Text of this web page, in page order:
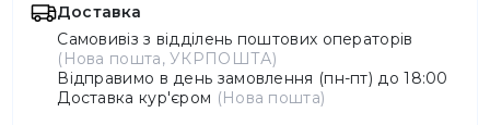
Доставка
Самовивіз з відділень поштових операторів
(Нова пошта, УКРПОШТА)
Відправимо в день замовлення (пн-пт) до 18:00
Доставка кур'єром (Нова пошта)